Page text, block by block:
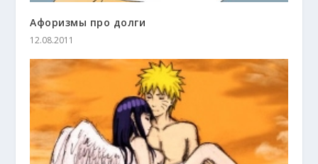
Афоризмы про долги
12.08.2011